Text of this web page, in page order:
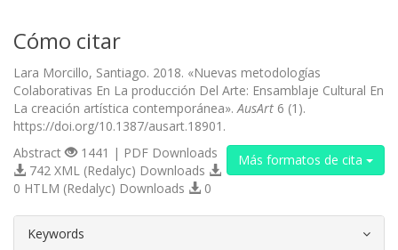
Cómo citar
Lara Morcillo, Santiago. 2018. «Nuevas metodologías
Colaborativas En La producción Del Arte: Ensamblaje Cultural En
La creación artística contemporánea». AusArt 6 (1).
https://doi.org/10.1387/ausart.18901.
Más formatos de cita
Abstract
1441 | PDF Downloads
742 XML (Redalyc) Downloads
0 HTLM (Redalyc) Downloads
0
Keywords